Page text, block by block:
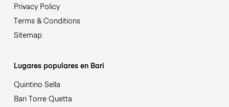
Privacy Policy
Terms & Conditions
Sitemap
Lugares populares en Bari
Quintino Sella
Bari Torre Quetta